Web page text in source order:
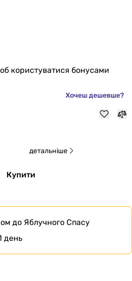
користуватися бонусами
Хочеш дешевше?
детальніше
Купити
до Яблучного Спасу
день